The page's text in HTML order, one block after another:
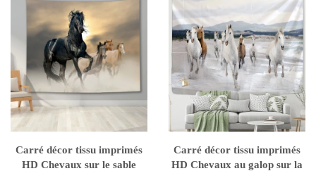
Carré décor tissu imprimés
HD Chevaux sur le sable
Carré décor tissu imprimés
HD Chevaux au galop sur la